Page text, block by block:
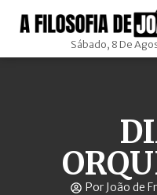
Sábado, 8 De
Por João de